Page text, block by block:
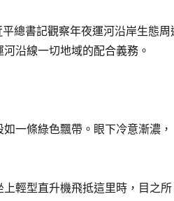
總書記觀察年夜運河沿岸生態周
沿線一切地域的配合義務。
一條綠色飄帶。眼下冷意漸濃，
輕型直升機飛抵這里時，目之所